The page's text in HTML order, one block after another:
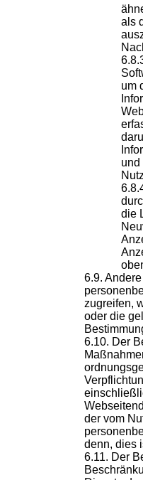
als
um
und
die
zugreifen,
oder die
Der
der vom
denn, dies
Der